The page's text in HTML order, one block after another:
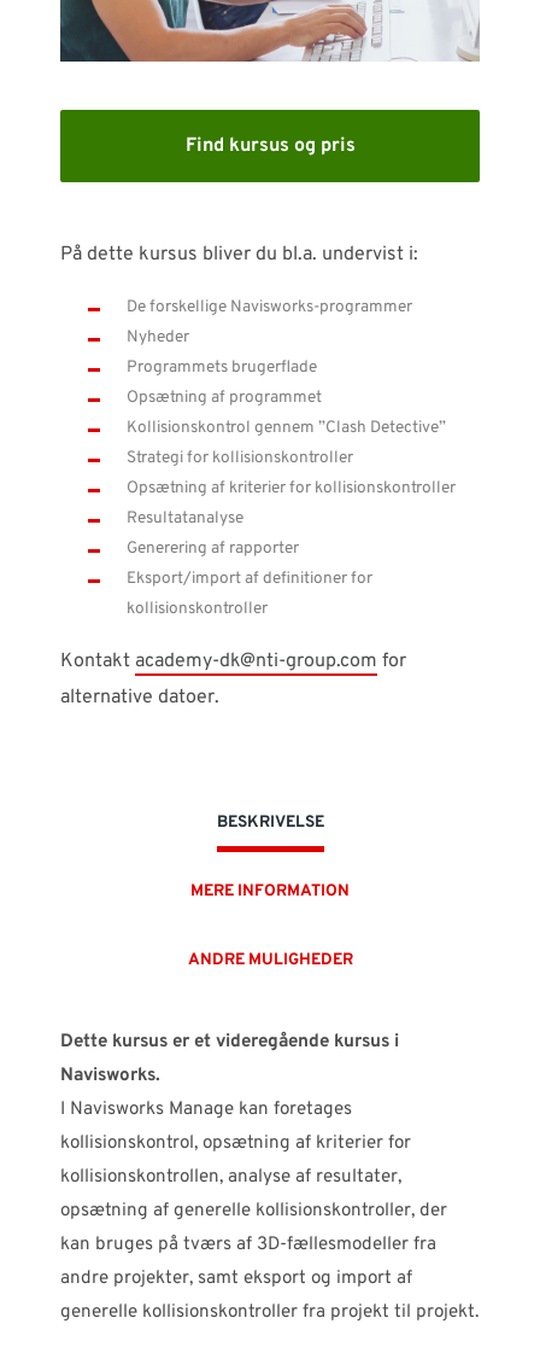
SUPPORT
WEBSHOP
Har du brug for hjælp?
Kontakt NTI: 70 10 14 00 ( info-dk@nti-group.com
Danmark NTI Group Brasil Deutschland
España Ireland Ísland Italia Nederland
Sverige UK
Find kursus og pris
På dette kursus bliver du bl.a. undervist i:
De forskellige Navisworks-programmer
Nyheder
Programmets brugerflade
Opsætning af programmet
Kollisionskontrol gennem ”Clash Detective”
Strategi for kollisionskontroller
Opsætning af kriterier for kollisions­kontroller
Resultatanalyse
Generering af rapporter
Eksport/import af definitioner for
kollisionskontroller
Kontakt academy-dk@nti-group.com for
alternative datoer.
BESKRIVELSE
MERE INFORMATION
ANDRE MULIGHEDER
Dette kursus er et videregående kursus i
Navisworks.
I Navisworks Manage kan foretages
kollisionskontrol, opsætning af kriterier for
kollisionskontrollen, analyse af resultater,
opsætning af generelle kollisionskontroller, der
kan bruges på tværs af 3D-fællesmodeller fra
andre projekter, samt eksport og import af
generelle kollisionskontroller fra projekt til projekt.